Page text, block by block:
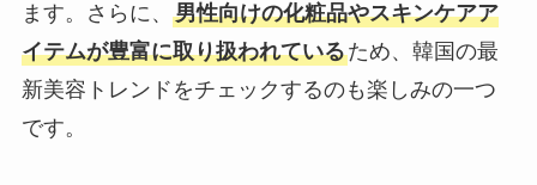
ます。さらに、 男性向けの化粧品やスキンケアア
イテムが豊富に取り扱われているため、韓国の最
新美容トレンドをチェックするのも楽しみの一つ
です。